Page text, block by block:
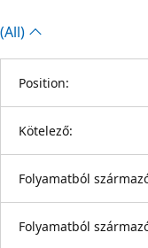
(All)
Position:
Kötelező:
Folyamatból
Folyamatból